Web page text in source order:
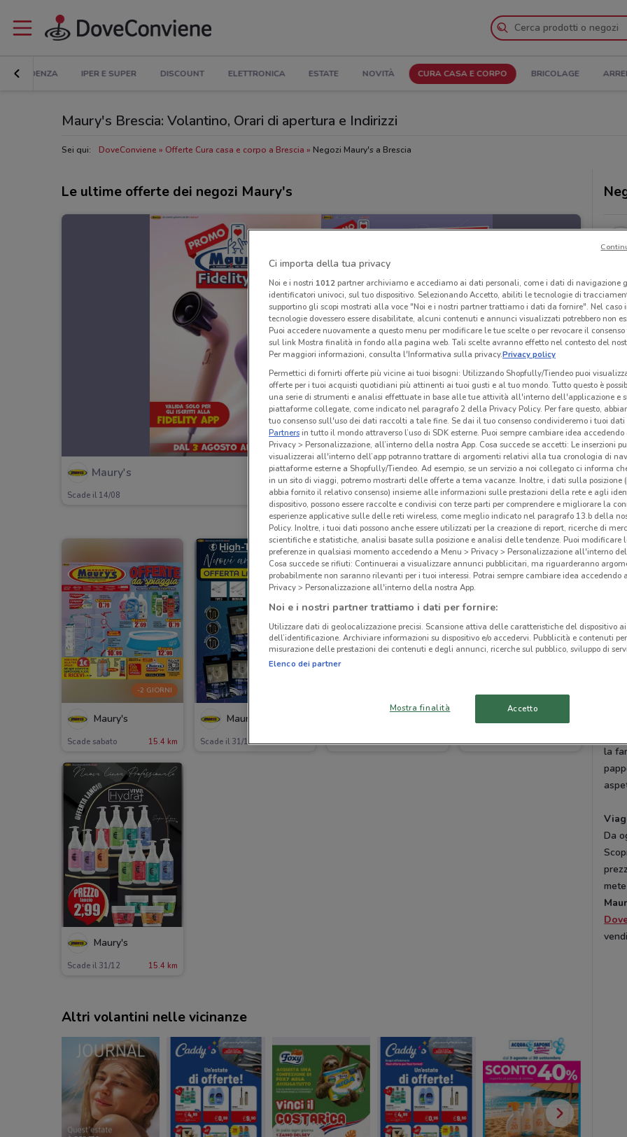
IN EVIDENZA IPER E SUPER DISCOUNT ELETTRONICA ESTATE NOVITÀ CURA CASA E CORPO BRICOLAGE
Maury's Brescia: Volantino, Orari di apertura e Indirizzi
Sei qui: DoveConviene Offerte Cura casa e corpo a Brescia Negozi Maury's a Brescia
Le ultime offerte dei negozi Maury's
Maury's
Scade il 14/08 15.4 km
-2 GIORNI
Maury's
Scade sabato 15.4 km
Maury's
Scade il 31/12 15.4 km Scade il 31/12 15.4 km Scade il 31/12 15.4 km
Maury's
Scade il 31/12 15.4 km
Altri volantini nelle vicinanze
con
stai
La
Ti
la
Da
Ci importa della tua privacy
Noi e i nostri 1012partner archiviamo e accediamo ai dati personali, come i dati di navigazione
identificatori univoci, sul tuo dispositivo. Selezionando Accetto, abiliti le tecnologie di
supportino gli scopi mostrati alla voce "Noi e i nostri partner trattiamo i dati da fornire". Nel caso
tecnologie dovessero essere disabilitate, alcuni contenuti e annunci visualizzati potrebbero non
Puoi accedere nuovamente a questo menu per modificare le tue scelte o per revocare il
sul link Mostra finalità in fondo alla pagina web. Tali scelte avranno effetto nel contesto del
Per maggiori informazioni, consulta l'Informativa sulla privacy.Privacy policy
Permettici di fornirti offerte più vicine ai tuoi bisogni: Utilizzando Shopfully/Tiendeo puoi
offerte per i tuoi acquisti quotidiani più attinenti ai tuoi gusti e al tuo mondo. Tutto questo è
una serie di strumenti e analisi effettuate in base alle tue attività all'interno dell'applicazione e
piattaforme collegate, come indicato nel paragrafo 2 della Privacy Policy. Per fare questo,
tuo consenso sull'uso dei dati raccolti a tale fine. Se dai il tuo consenso condivideremo i tuoi dati
Partnersin tutto il mondo attraverso l’uso di SDK esterne. Puoi sempre cambiare idea accedendo
Privacy > Personalizzazione, all’interno della nostra App. Cosa succede se accetti: Le inserzioni
visualizzerai all'interno dell’app potranno trattare di argomenti relativi alla tua cronologia di
piattaforme esterne a Shopfully/Tiendeo. Ad esempio, se un servizio a noi collegato ci informa
in un sito di viaggi, potremo mostrarti delle offerte a tema vacanze. Inoltre, i dati sulla posizione
abbia fornito il relativo consenso) insieme alle informazioni sulle prestazioni della rete e agli
dispositivo, possono essere raccolte e condivisi con terze parti per comprendere e migliorare la
esperienze applicative sulle delle reti wireless, come meglio indicato nel paragrafo 13.b della
Policy. Inoltre, i tuoi dati possono anche essere utilizzati per la creazione di report, ricerche di
scientifiche e statistiche, analisi basate sulla posizione e analisi delle tendenze. Puoi modificare
preferenze in qualsiasi momento accedendo a Menu > Privacy > Personalizzazione all'interno
Cosa succede se rifiuti: Continuerai a visualizzare annunci pubblicitari, ma riguarderanno
probabilmente non saranno rilevanti per i tuoi interessi. Potrai sempre cambiare idea accedendo
Privacy > Personalizzazione all'interno della nostra App.
Noi e i nostri partner trattiamo i dati per fornire:
Utilizzare dati di geolocalizzazione precisi. Scansione attiva delle caratteristiche del dispositivo
dell’identificazione. Archiviare informazioni su dispositivo e/o accedervi. Pubblicità e contenuti
misurazione delle prestazioni dei contenuti e degli annunci, ricerche sul pubblico, sviluppo di
Elenco dei partner
Mostra finalità Accetto